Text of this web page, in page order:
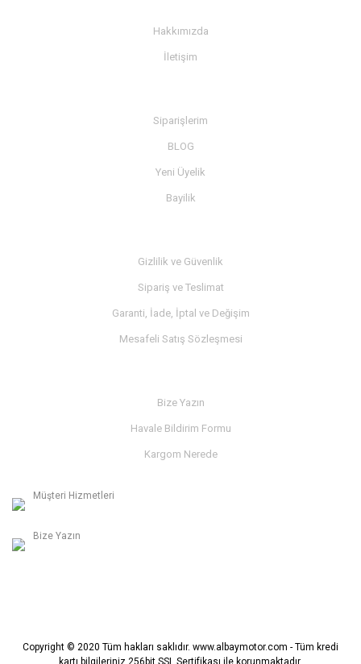
Hakkımızda
İletişim
Siparişlerim
BLOG
Yeni Üyelik
Bayilik
Gizlilik ve Güvenlik
Sipariş ve Teslimat
Garanti, İade, İptal ve Değişim
Mesafeli Satış Sözleşmesi
Bize Yazın
Havale Bildirim Formu
Kargom Nerede
Müşteri Hizmetleri
Bize Yazın
Copyright © 2020 Tüm hakları saklıdır. www.albaymotor.com - Tüm kredi
kartı bilgileriniz 256bit SSL Sertifikası ile korunmaktadır.